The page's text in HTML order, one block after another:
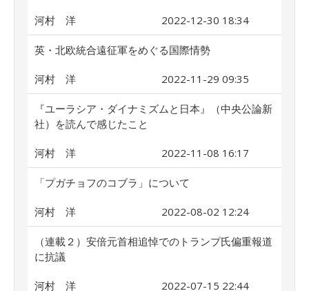
河村 洋 2022-12-30 18:34
英・北欧統合遠征軍をめぐる国際情勢
河村 洋 2022-11-29 09:35
『ユーラシア・ダイナミズムと日本』（中央公論新
社）を読んで感じたこと
河村 洋 2022-11-08 16:17
「プガチョフのコブラ」について
河村 洋 2022-08-02 12:24
（連載２）安倍元首相追悼でのトランプ氏偏重報道
に抗議
河村 洋 2022-07-15 22:44